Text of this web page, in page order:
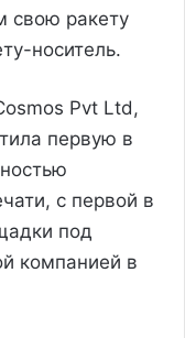
свою ракету
носитель.
Pvt Ltd,
первую в
с первой в
под
компанией в